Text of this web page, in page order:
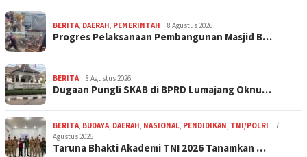
BERITA DAERAH PEMERINTAH 8 Agustus 2026
Progres Pelaksanaan Pembangunan Masjid B…
BERITA 8 Agustus 2026
Dugaan Pungli SKAB di BPRD Lumajang Oknu…
BERITA BUDAYA DAERAH NASIONAL PENDIDIKAN TNI/POLRI
7
Agustus 2026
Taruna Bhakti Akademi TNI 2026 Tanamkan …